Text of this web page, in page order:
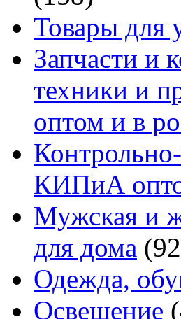
Товары для
Запчасти и
техники и
оптом и в
КИПиА
Мужская и
для дома
Одежда,
Освещение